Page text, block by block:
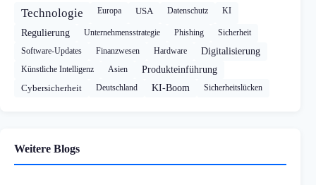
Technologie Europa USA Datenschutz KI
Regulierung Unternehmensstrategie Phishing
Sicherheit
Software-Updates
Finanzwesen Hardware Digitalisierung
Künstliche Intelligenz Asien
Produkteinführung
Cybersicherheit
Deutschland KI-Boom Sicherheitslücken
Weitere Blogs